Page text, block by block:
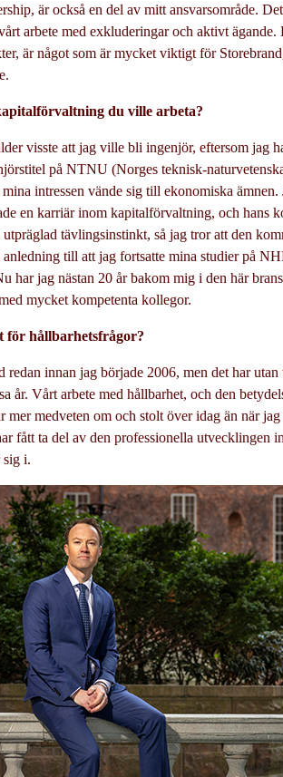
är också en del av mitt ansvarsområde.
arbete med exkluderingar och aktivt
är något som är mycket viktigt för
du ville arbeta?
visste att jag ville bli ingenjör, eftersom jag
på NTNU (Norges teknisk-
intressen vände sig till ekonomiska
en karriär inom kapitalförvaltning, och hans
tävlingsinstinkt, så jag tror att den
till att jag fortsatte mina studier på
har jag nästan 20 år bakom mig i den här
mycket kompetenta kollegor.
för hållbarhetsfrågor?
innan jag började 2006, men det har utan
år. Vårt arbete med hållbarhet, och den
mer medveten om och stolt över idag än när
fått ta del av den professionella utvecklingen
sig i.